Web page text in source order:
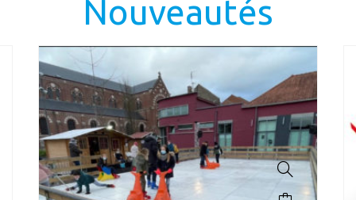
Nouveautés